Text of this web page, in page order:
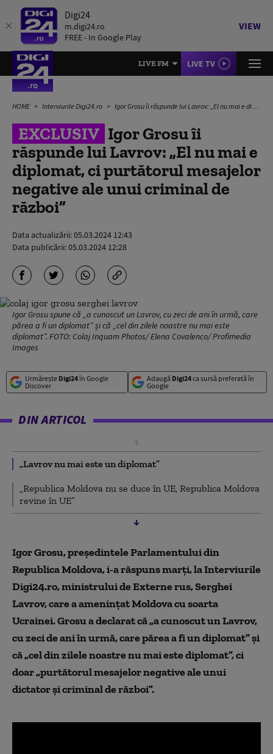
Digi24
m.digi24.ro
FREE - In Google Play
VIEW
LIVE FM LIVE TV
HOME Interviurile Digi24.ro Igor Grosu îi răspunde lui Lavrov: „El nu mai e diplomat, ci purtătorul mesajelor negative ale unui criminal de război”
EXCLUSIV Igor Grosu îi
răspunde lui Lavrov: „El nu mai e
diplomat, ci purtătorul mesajelor
negative ale unui criminal de
război”
Data actualizării:05.03.2024 12:43
Data publicării:05.03.2024 12:28
Igor Grosu spune că „a cunoscut un Lavrov, cu zeci de ani în urmă, care
părea a fi un diplomat” și că „cel din zilele noastre nu mai este
diplomat”. FOTO: Colaj Inquam Photos/ Elena Covalenco/ Profimedia
Images
Urmărește Digi24în Google
Discover
Adaugă Digi24ca sursă preferată în
Google
DIN ARTICOL
„Lavrov nu mai este un diplomat”
„Republica Moldova nu se duce în UE, Republica Moldova
revine în UE”
Igor Grosu, președintele Parlamentului din
Republica Moldova, i-a răspuns marți, la Interviurile
Digi24.ro, ministrului de Externe rus, Serghei
Lavrov, care a amenințat Moldova cu soarta
Ucrainei. Grosu a declarat că „a cunoscut un Lavrov,
cu zeci de ani în urmă, care părea a fi un diplomat” și
că „cel din zilele noastre nu mai este diplomat”, ci
doar „purtătorul mesajelor negative ale unui
dictator și criminal de război”.